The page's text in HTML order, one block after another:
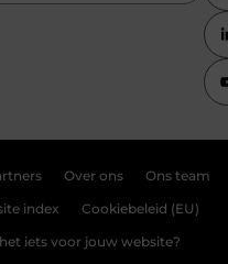
Over ons Ons team
index Cookiebeleid (EU)
iets voor jouw website?